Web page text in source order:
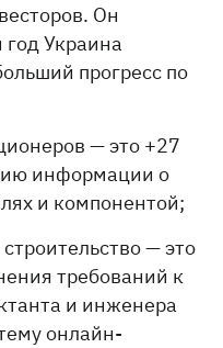
Он
год Украина
прогресс по
— это +27
информации о
и компонентой;
— это
требований к
и инженера
онлайн-